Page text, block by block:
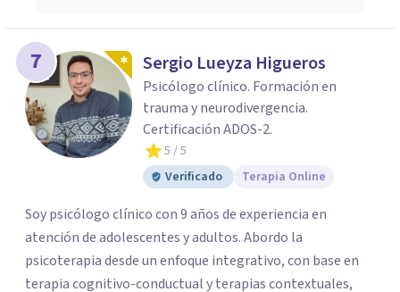
7 Sergio Lueyza Higueros
Psicólogo clínico. Formación en
trauma y neurodivergencia.
Certificación ADOS-2.
5 / 5
Verificado
Terapia Online
Soy psicólogo clínico con 9 años de experiencia en
atención de adolescentes y adultos. Abordo la
psicoterapia desde un enfoque integrativo, con base en
terapia cognitivo-conductual y terapias contextuales,